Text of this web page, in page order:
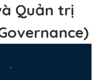
Quản trị